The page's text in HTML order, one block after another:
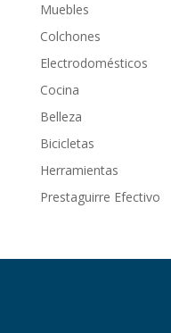
Muebles
Colchones
Electrodomésticos
Cocina
Belleza
Bicicletas
Herramientas
Prestaguirre Efectivo